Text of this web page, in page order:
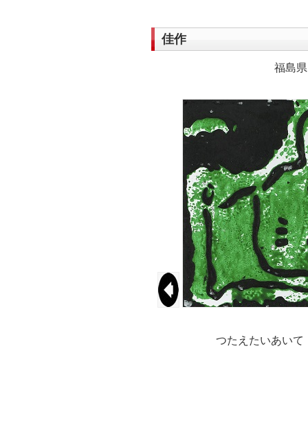
佳作
福島
つたえたいあいて